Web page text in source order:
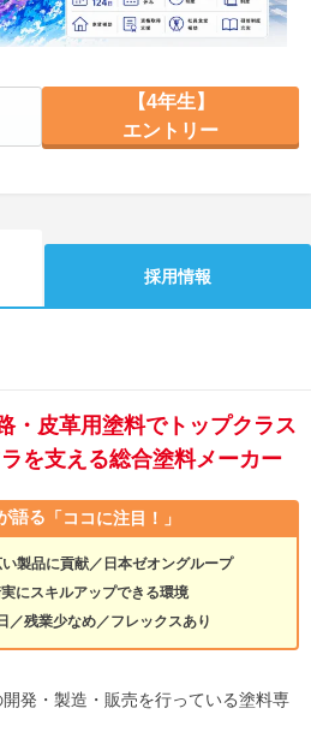
不明点があればこちら
【4年生】
エントリー
採用情報
・皮革用塗料でトップクラス
を支える総合塗料メーカー
語る 「ココに注目！」
製品に貢献／日本ゼオングループ
にスキルアップできる環境
／残業少なめ／フレックスあり
発・製造・販売を行っている塗料専